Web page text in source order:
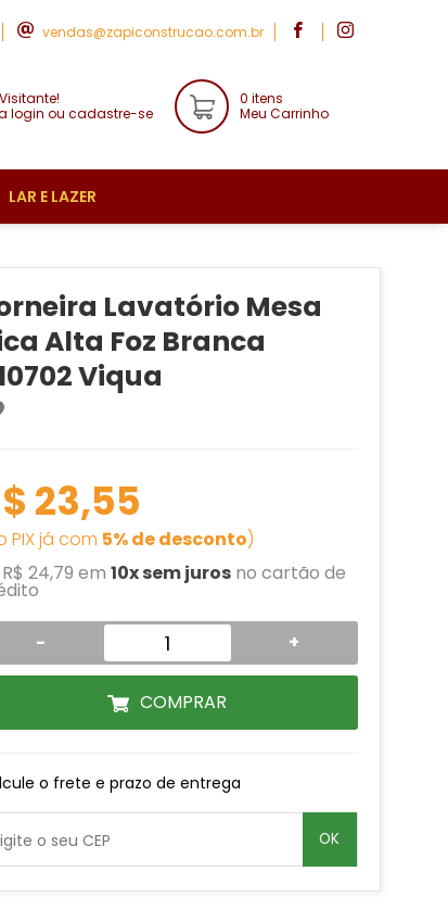
vendas@zapiconstrucao.com.br
login ou cadastre-se
0 itens
Meu Carrinho
LAR E LAZER
Lavatório Mesa
Alta Foz Branca
Viqua
23,55
PIX já com 5% de desconto)
24,79 em 10x sem jurosno cartão de
- +
COMPRAR
o frete e prazo de entrega
OK